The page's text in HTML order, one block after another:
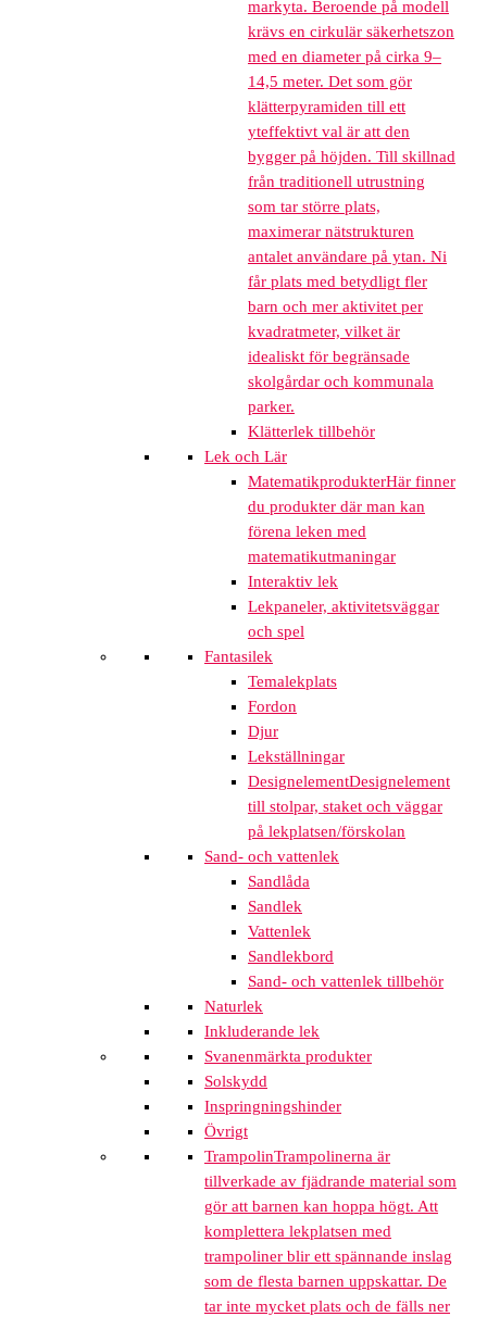
markyta. Beroende på modell
krävs en cirkulär säkerhetszon
med en diameter på cirka 9–
14,5 meter. Det som gör
klätterpyramiden till ett
yteffektivt val är att den
bygger på höjden. Till skillnad
från traditionell utrustning
som tar större plats,
maximerar nätstrukturen
antalet användare på ytan. Ni
får plats med betydligt fler
barn och mer aktivitet per
kvadratmeter, vilket är
idealiskt för begränsade
skolgårdar och kommunala
parker.
Klätterlek tillbehör
Lek och Lär
MatematikprodukterHär finner
du produkter där man kan
förena leken med
matematikutmaningar
Interaktiv lek
Lekpaneler, aktivitetsväggar
och spel
Fantasilek
Temalekplats
Fordon
Djur
Lekställningar
DesignelementDesignelement
till stolpar, staket och väggar
på lekplatsen/förskolan
Sand- och vattenlek
Sandlåda
Sandlek
Vattenlek
Sandlekbord
Sand- och vattenlek tillbehör
Naturlek
Inkluderande lek
Svanenmärkta produkter
Solskydd
Inspringningshinder
Övrigt
TrampolinTrampolinerna är
tillverkade av fjädrande material som
gör att barnen kan hoppa högt. Att
komplettera lekplatsen med
trampoliner blir ett spännande inslag
som de flesta barnen uppskattar. De
tar inte mycket plats och de fälls ner